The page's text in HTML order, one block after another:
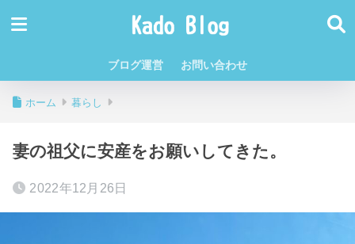
ブログ運営 お問い合わせ
ホーム 暮らし
妻の祖父に安産をお願いしてきた。
2022年12月26日